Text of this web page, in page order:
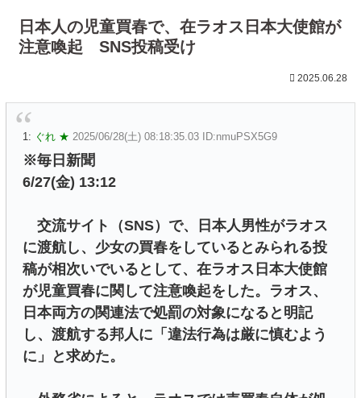
日本人の児童買春で、在ラオス日本大使館が
注意喚起 SNS投稿受け
2025.06.28
1: ぐれ ★ 2025/06/28(土) 08:18:35.03 ID:nmuPSX5G9
※毎日新聞
6/27(金) 13:12
交流サイト（SNS）で、日本人男性がラオス
に渡航し、少女の買春をしているとみられる投
稿が相次いでいるとして、在ラオス日本大使館
が児童買春に関して注意喚起をした。ラオス、
日本両方の関連法で処罰の対象になると明記
し、渡航する邦人に「違法行為は厳に慎むよう
に」と求めた。